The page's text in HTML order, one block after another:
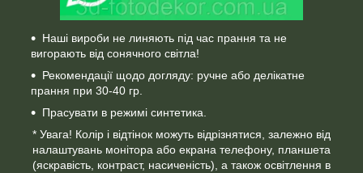
Наші вироби не линяють під час прання та не
вигорають від сонячного світла!
Рекомендації щодо догляду: ручне або делікатне
прання при 30-40 гр.
Прасувати в режимі синтетика.
* Увага! Колір і відтінок можуть відрізнятися, залежно від
налаштувань монітора або екрана телефону, планшета
(яскравість, контраст, насиченість), а також освітлення в